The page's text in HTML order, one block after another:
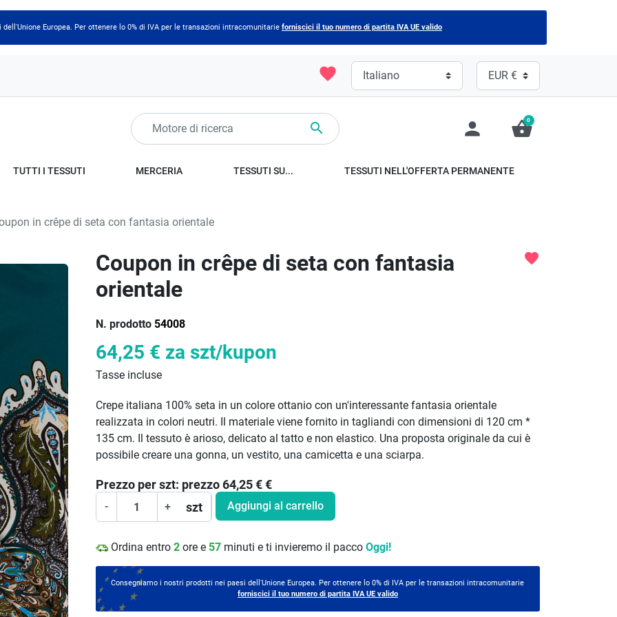
Europea. Per ottenere lo 0% di IVA per le transazioni intracomunitarie forniscici il tuo numero di partita IVA UE valido
favorite
 person shopping_basket
0
TUTTI I TESSUTI MERCERIA TESSUTI SU... TESSUTI NELL'OFFERTA PERMANENTE
in crêpe di seta con fantasia orientale
Prossimo
keyboard_arrow_right
Coupon in crêpe di seta con fantasia
orientale
N. prodotto 54008
favorite
64,25 € za szt/kupon
Tasse incluse
Crepe italiana 100% seta in un colore ottanio con un'interessante fantasia orientale
realizzata in colori neutri. Il materiale viene fornito in tagliandi con dimensioni di 120 cm *
135 cm. Il tessuto è arioso, delicato al tatto e non elastico. Una proposta originale da cui è
possibile creare una gonna, un vestito, una camicetta e una sciarpa.
Prezzo perszt: prezzo 64,25 €€
- + szt Aggiungi al carrello
Ordina entro 2 ore e 57 minuti e ti invieremo il pacco Oggi!
Consegniamo i nostri prodotti nei paesi dell'Unione Europea. Per ottenere lo 0% di IVA per le transazioni intracomunitarie
forniscici il tuo numero di partita IVA UE valido